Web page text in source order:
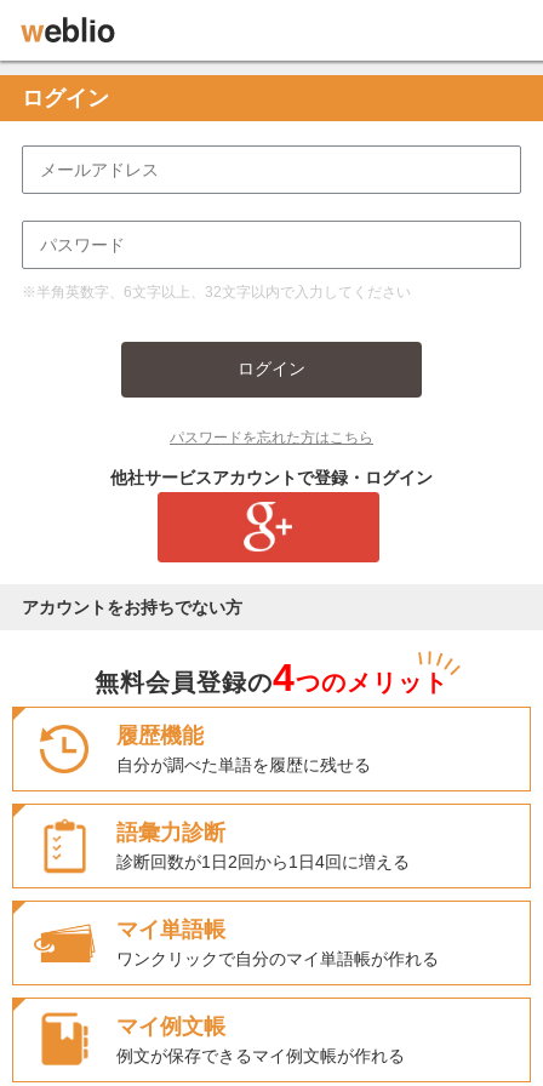
ログイン
※半角英数字、6文字以上、32文字以内で入力してください
ログイン
パスワードを忘れた方はこちら
他社サービスアカウントで登録・ログイン
アカウントをお持ちでない方
無料会員登録の4つのメリット
履歴機能
自分が調べた単語を履歴に残せる
語彙力診断
診断回数が1日2回から1日4回に増える
マイ単語帳
ワンクリックで自分のマイ単語帳が作れる
マイ例文帳
例文が保存できるマイ例文帳が作れる